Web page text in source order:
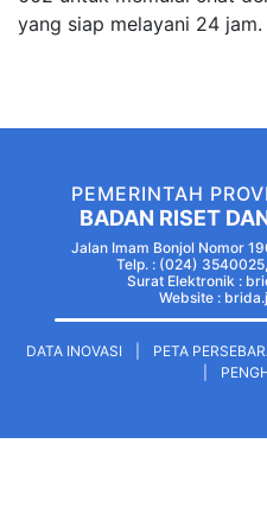
yang siap melayani 24 jam.
PEMERINTAH
BADAN RISET
Jalan Imam Bonjol Nomor
Telp. : (024)
Surat Elektronik :
Website :
DATA INOVASI PETA